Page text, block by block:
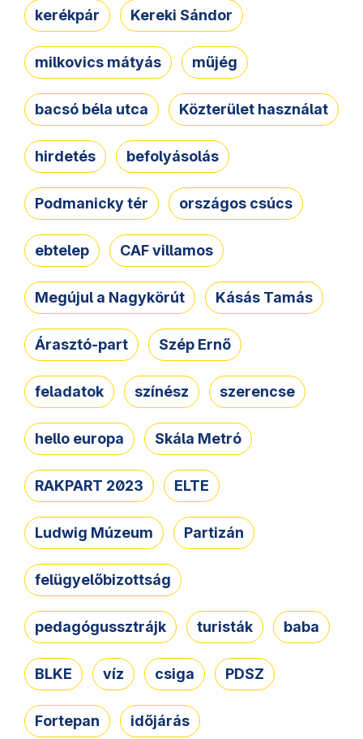
kerékpár Kereki Sándor
milkovics mátyás műjég
bacsó béla utca Közterület használat
hirdetés befolyásolás
Podmanicky tér országos csúcs
ebtelep CAF villamos
Megújul a Nagykörút Kásás Tamás
Árasztó-part Szép Ernő
feladatok színész szerencse
hello europa Skála Metró
RAKPART 2023 ELTE
Ludwig Múzeum Partizán
felügyelőbizottság
pedagógussztrájk turisták baba
BLKE víz csiga PDSZ
Fortepan időjárás